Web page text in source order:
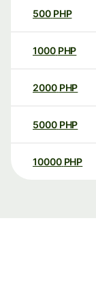
500 PHP
1000 PHP
2000 PHP
5000 PHP
10000 PHP